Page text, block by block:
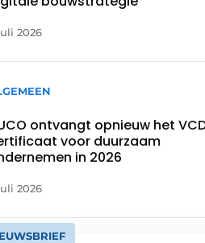
2026
ontvangt opnieuw het
voor duurzaam
in 2026
2026